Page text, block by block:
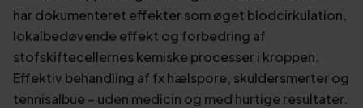
har dokumenteret effekter som øget blodcirkulation,
lokalbedøvende effekt og forbedring af
stofskiftecellernes kemiske processer i kroppen.
Effektiv behandling af fx hælspore, skuldersmerter og
tennisalbue – uden medicin og med hurtige resultater.